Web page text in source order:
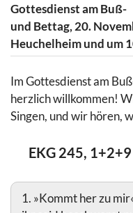
Gottesdienst am Buß-
und Bettag, 20.
Heuchelheim und um
Im Gottesdienst am
herzlich willkommen!
Singen, und wir hören,
EKG 245,
1. »Kommt her zu